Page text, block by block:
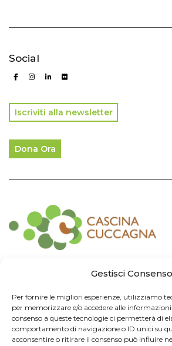
Gestisci Consenso
Per fornire le migliori esperienze, utilizziamo
per memorizzare e/o accedere alle informazioni
consenso a queste tecnologie ci permetterà di
comportamento di navigazione o ID unici su
acconsentire o ritirare il consenso può influire
Social
Iscriviti alla newsletter
Dona Ora
Impresa Sociale
Via Cuccagna 2/4 - 20135 Milano - tel.
CF97426130155 -P. IVA06232010964 -REA MI-
21/03/2022
cuccagna@arubapec.it - info@cuccagna.org